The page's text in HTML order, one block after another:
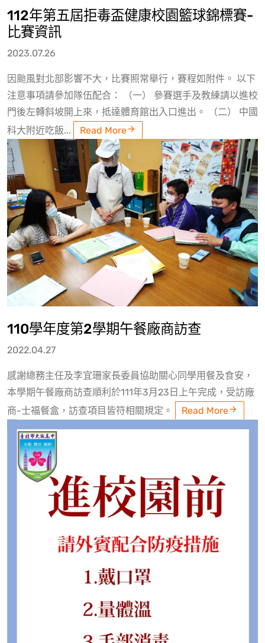
112年第五屆拒毒盃健康校園籃球錦標賽-
比賽資訊
2023.07.26
因颱風對北部影響不大，比賽照常舉行，賽程如附件。 以下
注意事項請參加隊伍配合： （一） 參賽選手及教練請以進校
門後左轉斜坡開上來，抵達體育館出入口進出。 （二） 中國
科大附近吃飯...
Read More
110學年度第2學期午餐廠商訪查
2022.04.27
感謝總務主任及李宜珊家長委員協助關心同學用餐及食安，
本學期午餐廠商訪查順利於111年3月23日上午完成，受訪廠
商-士福餐盒，訪查項目皆符相關規定。
Read More